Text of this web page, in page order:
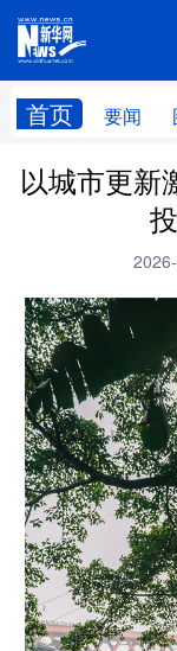
首页 要闻
以城市更新